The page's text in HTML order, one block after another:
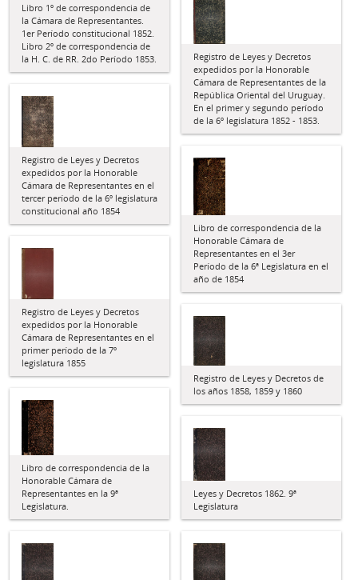
Libro 1º de correspondencia de
la Cámara de Representantes.
1er Período constitucional 1852.
Libro 2º de correspondencia de
la H. C. de RR. 2do Período 1853.
Registro de Leyes y Decretos
expedidos por la Honorable
Cámara de Representantes de la
República Oriental del Uruguay.
En el primer y segundo período
de la 6º legislatura 1852 - 1853.
Registro de Leyes y Decretos
expedidos por la Honorable
Cámara de Representantes en el
tercer período de la 6º legislatura
constitucional año 1854
Libro de correspondencia de la
Honorable Cámara de
Representantes en el 3er
Período de la 6ª Legislatura en el
año de 1854
Registro de Leyes y Decretos
expedidos por la Honorable
Cámara de Representantes en el
primer período de la 7º
legislatura 1855
Registro de Leyes y Decretos de
los años 1858, 1859 y 1860
Libro de correspondencia de la
Honorable Cámara de
Representantes en la 9ª
Legislatura.
Leyes y Decretos 1862. 9ª
Legislatura